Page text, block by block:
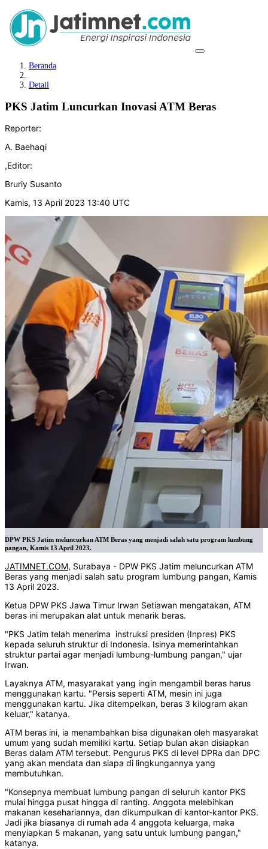
Beranda
Detail
PKS Jatim Luncurkan Inovasi ATM Beras
Reporter:
A. Baehaqi
,Editor:
Bruriy Susanto
Kamis, 13 April 2023 13:40 UTC
DPW PKS Jatim meluncurkan ATM Beras yang menjadi salah satu program lumbung
pangan, Kamis 13 April 2023.
JATIMNET.COM, Surabaya - DPW PKS Jatim meluncurkan ATM
Beras yang menjadi salah satu program lumbung pangan, Kamis
13 April 2023.
Ketua DPW PKS Jawa Timur Irwan Setiawan mengatakan, ATM
beras ini merupakan alat untuk menarik beras.
"PKS Jatim telah menerima instruksi presiden (Inpres) PKS
kepada seluruh struktur di Indonesia. Isinya memerintahkan
struktur partai agar menjadi lumbung-lumbung pangan," ujar
Irwan.
Layaknya ATM, masyarakat yang ingin mengambil beras harus
menggunakan kartu. "Persis seperti ATM, mesin ini juga
menggunakan kartu. Jika ditempelkan, beras 3 kilogram akan
keluar," katanya.
ATM beras ini, ia menambahkan bisa digunakan oleh masyarakat
umum yang sudah memiliki kartu. Setiap bulan akan disiapkan
Beras dalam ATM tersebut. Pengurus PKS di level DPRa dan DPC
yang akan mendata dan siapa di lingkungannya yang
membutuhkan.
"Konsepnya membuat lumbung pangan di seluruh kantor PKS
mulai hingga pusat hingga di ranting. Anggota melebihkan
makanan kesehariannya, dan dikumpulkan di kantor-kantor PKS.
Jadi jika biasanya di rumah ada 4 anggota keluarga, maka
menyiapkan 5 makanan, yang satu untuk lumbung pangan,"
katanya.